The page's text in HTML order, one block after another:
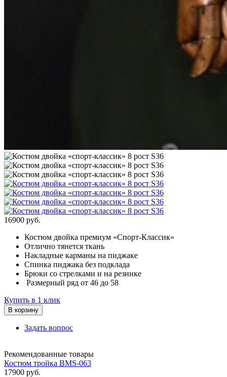
16900 руб.
Костюм двойка премиум «Спорт-Классик»
Отлично тянется ткань
Накладные карманы на пиджаке
Спинка пиджака без подклада
Брюки со стрелками и на резинке
Размерный ряд от 46 до 58
Купить в 1 клик
В корзину
Задать вопрос
Рекомендованные товары
Костюм тройка BMS-063
17900 руб.